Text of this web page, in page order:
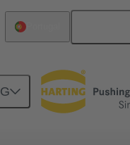
connection 09